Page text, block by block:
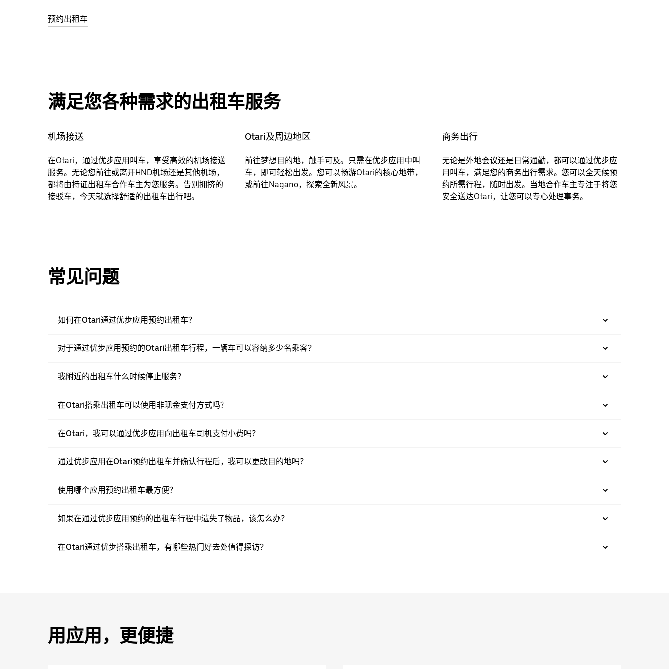
预约出租车
满足您各种需求的出租车服务
机场接送
在Otari，通过优步应用叫车，享受高效的机场接送
服务。无论您前往或离开HND机场还是其他机场，
都将由持证出租车合作车主为您服务。告别拥挤的
接驳车，今天就选择舒适的出租车出行吧。
Otari及周边地区
前往梦想目的地，触手可及。只需在优步应用中叫
车，即可轻松出发。您可以畅游Otari的核心地带，
或前往Nagano，探索全新风景。
商务出行
无论是外地会议还是日常通勤，都可以通过优步应
用叫车，满足您的商务出行需求。您可以全天候预
约所需行程，随时出发。当地合作车主专注于将您
安全送达Otari，让您可以专心处理事务。
常见问题
如何在Otari通过优步应用预约出租车？
对于通过优步应用预约的Otari出租车行程，一辆车可以容纳多少名乘客？
我附近的出租车什么时候停止服务？
在Otari搭乘出租车可以使用非现金支付方式吗？
在Otari，我可以通过优步应用向出租车司机支付小费吗？
通过优步应用在Otari预约出租车并确认行程后，我可以更改目的地吗？
使用哪个应用预约出租车最方便？
如果在通过优步应用预约的出租车行程中遗失了物品，该怎么办？
在Otari通过优步搭乘出租车，有哪些热门好去处值得探访？
用应用，更便捷